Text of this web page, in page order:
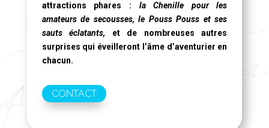
attractions phares : la Chenille pour les
amateurs de secousses, le Pouss Pouss et ses
sauts éclatants, et de nombreuses autres
surprises qui éveilleront l’âme d’aventurier en
chacun.
CONTACT